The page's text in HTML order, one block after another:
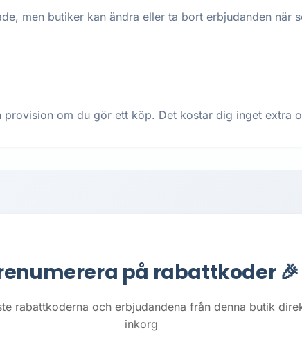
men butiker kan ändra eller ta bort erbjudanden när
om du gör ett köp. Det kostar dig inget extra
på rabattkoder 🎉
rabattkoderna och erbjudandena från denna butik
inkorg